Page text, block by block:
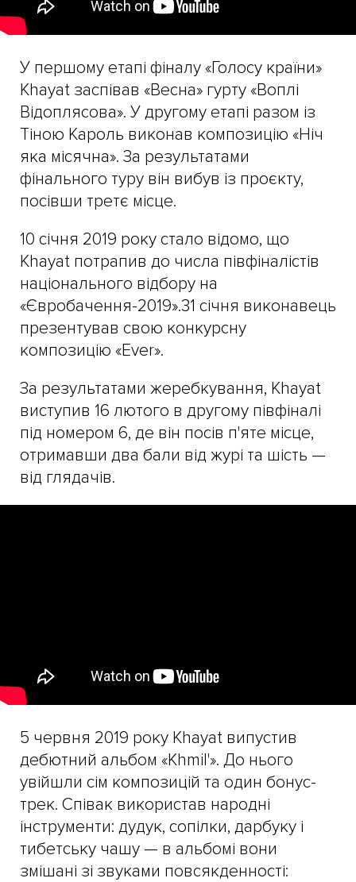
У першому етапі фіналу «Голосу країни»
Khayat заспівав «Весна» гурту «Воплі
Відоплясова». У другому етапі разом із
Тіною Кароль виконав композицію «Ніч
яка місячна». За результатами
фінального туру він вибув із проєкту,
посівши третє місце.
10 січня 2019 року стало відомо, що
Khayat потрапив до числа півфіналістів
національного відбору на
«Євробачення-2019».31 січня виконавець
презентував свою конкурсну
композицію «Ever».
За результатами жеребкування, Khayat
виступив 16 лютого в другому півфіналі
під номером 6, де він посів п'яте місце,
отримавши два бали від журі та шість —
від глядачів.
5 червня 2019 року Khayat випустив
дебютний альбом «Khmil'». До нього
увійшли сім композицій та один бонус-
трек. Співак використав народні
інструменти: дудук, сопілки, дарбуку і
тибетську чашу — в альбомі вони
змішані зі звуками повсякденності: